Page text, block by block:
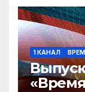
1 КАНАЛ